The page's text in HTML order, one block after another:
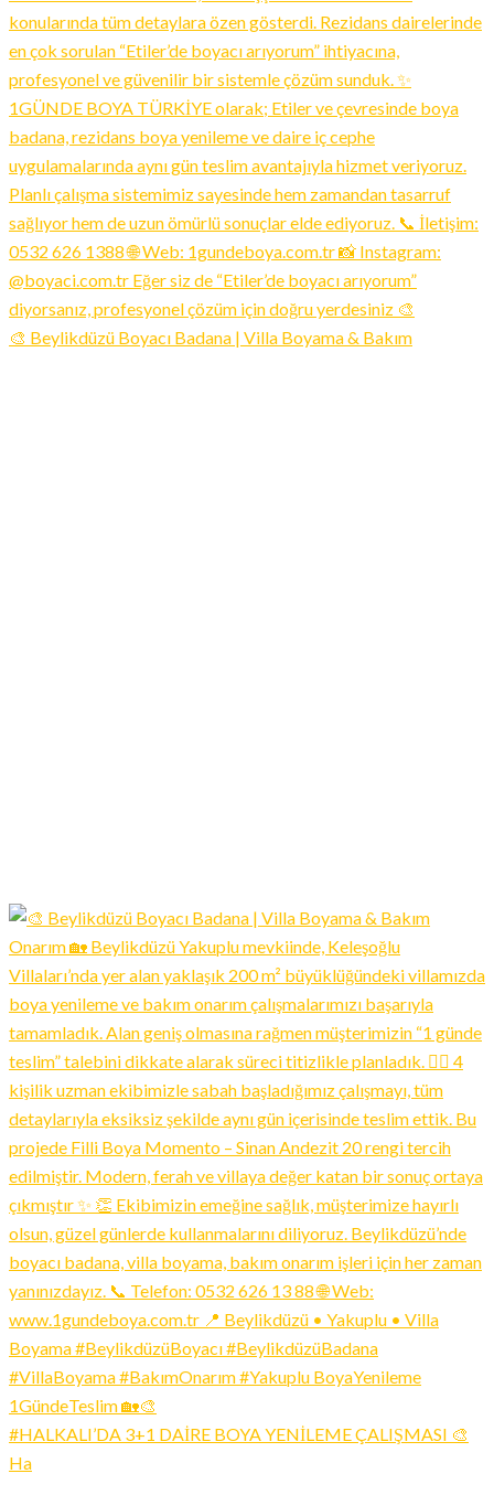
🎨 Beylikdüzü Boyacı Badana | Villa Boyama & Bakım
#HALKALI’DA 3+1 DAİRE BOYA YENİLEME ÇALIŞMASI 🎨
Ha